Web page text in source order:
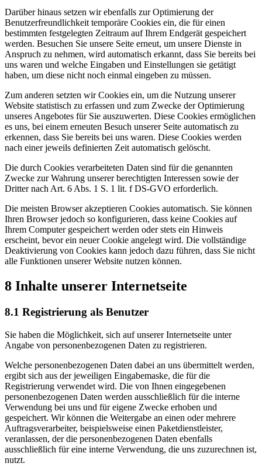
Darüber hinaus setzen wir ebenfalls zur Optimierung der
Benutzerfreundlichkeit temporäre Cookies ein, die für einen
bestimmten festgelegten Zeitraum auf Ihrem Endgerät gespeichert
werden. Besuchen Sie unsere Seite erneut, um unsere Dienste in
Anspruch zu nehmen, wird automatisch erkannt, dass Sie bereits bei
uns waren und welche Eingaben und Einstellungen sie getätigt
haben, um diese nicht noch einmal eingeben zu müssen.
Zum anderen setzten wir Cookies ein, um die Nutzung unserer
Website statistisch zu erfassen und zum Zwecke der Optimierung
unseres Angebotes für Sie auszuwerten. Diese Cookies ermöglichen
es uns, bei einem erneuten Besuch unserer Seite automatisch zu
erkennen, dass Sie bereits bei uns waren. Diese Cookies werden
nach einer jeweils definierten Zeit automatisch gelöscht.
Die durch Cookies verarbeiteten Daten sind für die genannten
Zwecke zur Wahrung unserer berechtigten Interessen sowie der
Dritter nach Art. 6 Abs. 1 S. 1 lit. f DS-GVO erforderlich.
Die meisten Browser akzeptieren Cookies automatisch. Sie können
Ihren Browser jedoch so konfigurieren, dass keine Cookies auf
Ihrem Computer gespeichert werden oder stets ein Hinweis
erscheint, bevor ein neuer Cookie angelegt wird. Die vollständige
Deaktivierung von Cookies kann jedoch dazu führen, dass Sie nicht
alle Funktionen unserer Website nutzen können.
8 Inhalte unserer Internetseite
8.1 Registrierung als Benutzer
Sie haben die Möglichkeit, sich auf unserer Internetseite unter
Angabe von personenbezogenen Daten zu registrieren.
Welche personenbezogenen Daten dabei an uns übermittelt werden,
ergibt sich aus der jeweiligen Eingabemaske, die für die
Registrierung verwendet wird. Die von Ihnen eingegebenen
personenbezogenen Daten werden ausschließlich für die interne
Verwendung bei uns und für eigene Zwecke erhoben und
gespeichert. Wir können die Weitergabe an einen oder mehrere
Auftragsverarbeiter, beispielsweise einen Paketdienstleister,
veranlassen, der die personenbezogenen Daten ebenfalls
ausschließlich für eine interne Verwendung, die uns zuzurechnen ist,
nutzt.